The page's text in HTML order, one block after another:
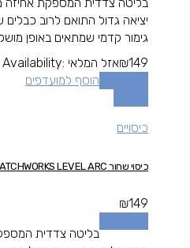
גימור קדמי שמתאים באופן
₪149
Availability: אזל המלאי
הוסף למועדפים
כיסויים
כיסוי שחור IPHONE XR – PATCHWORKS LEVEL ARC
₪149
בליטה צדדית